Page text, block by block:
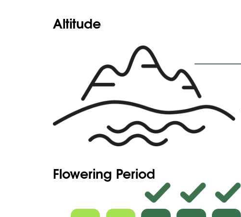
-Appendice peu distinctement stipité, cylindrique ou légèrement
épaissi en massue, gris-pourpré.
-Inflorescence formant un anneau de couleur claire, séparé des fleurs
stériles par deux brefs espaces nus, moins de 5 mm. de large, deux fois
plus court que l'anneau , celui-ci atteignant ou dépassant 1 cm.
-Odeur fétide très prononcée.
Altitude
Flowering Period